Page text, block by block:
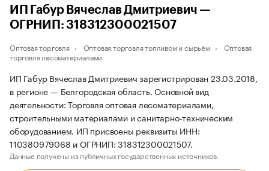
ИП Габур Вячеслав Дмитриевич —
ОГРНИП: 318312300021507
Оптовая торговля Оптовая торговля топливом и сырьём
Оптовая
торговля лесоматериалами
ИП Габур Вячеслав Дмитриевич зарегистрирован 23.03.2018,
в регионе — Белгородская область. Основной вид
деятельности: Торговля оптовая лесоматериалами,
строительными материалами и санитарно-техническим
оборудованием. ИП присвоены реквизиты ИНН:
110380979068 и ОГРНИП: 318312300021507.
Данные получены из публичных государственных источников.